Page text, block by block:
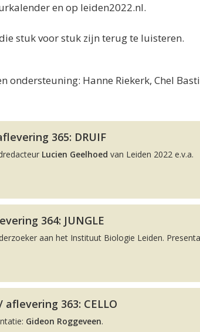
en op leiden2022.nl.
stuk voor stuk zijn terug te luisteren.
ondersteuning: Hanne Riekerk, Chel
365: DRUIF
Lucien Geelhoed van Leiden 2022 e.v.a.
364: JUNGLE
aan het Instituut Biologie Leiden.
363: CELLO
Gideon Roggeveen.